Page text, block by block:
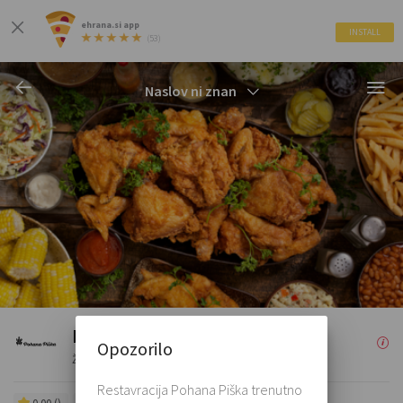
ehrana.si app
(53)
INSTALL
Naslov ni znan
Pohana Piška
Žar, pohanje, burgerji
Opozorilo
Restavracija Pohana Piška trenutno